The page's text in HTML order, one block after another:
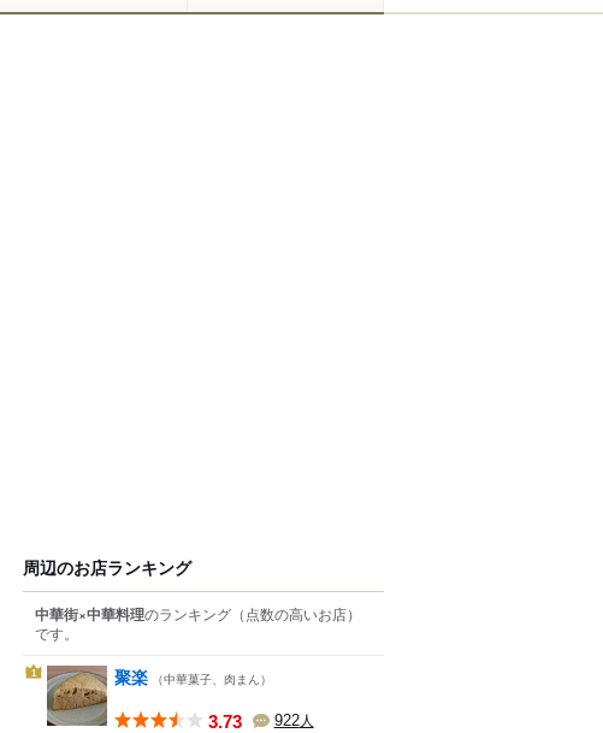
周辺のお店ランキング
中華街×中華料理のランキング （点数の高いお店）
です。
1 聚楽 （中華菓子、肉まん）
3.73 922人